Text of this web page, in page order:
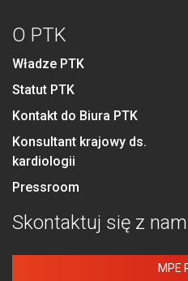
O PTK
Władze PTK
Statut PTK
Kontakt do Biura PTK
Konsultant krajowy ds.
kardiologii
Pressroom
Skontaktuj się z
MPE